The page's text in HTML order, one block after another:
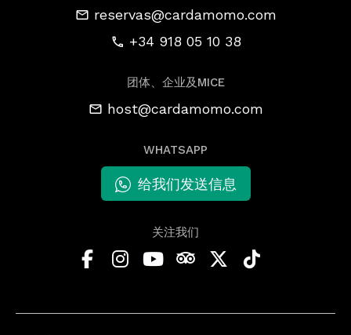
reservas@cardamomo.com
+34 918 05 10 38
团体、企业及MICE
host@cardamomo.com
WHATSAPP
给我们发送信息
关注我们